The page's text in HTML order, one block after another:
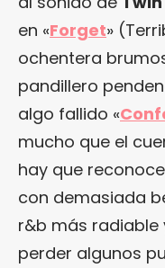
en «Forget»
ochentera
pandillero
algo fallido «
mucho que el
hay que
con demasiada
r&b más radiable
perder algunos